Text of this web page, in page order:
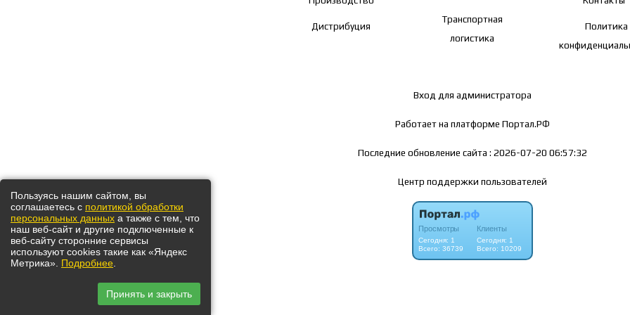
Пользуясь нашим сайтом, вы
соглашаетесь с политикой обработки
персональных данных а также с тем, что
наш веб-сайт и другие подключенные к
веб-сайту сторонние сервисы
используют cookies такие как «Яндекс
Метрика». Подробнее
Принять и закрыть
Дистрибуция
Транспортная
логистика
Политика
Вход для администратора
Работает на платформе Портал.РФ
Последние обновление сайта : 2026-07-20 06:57:32
Центр поддержки пользователей